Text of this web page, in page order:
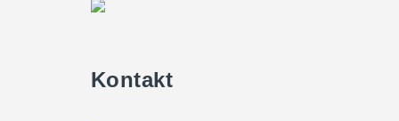
Kontakt